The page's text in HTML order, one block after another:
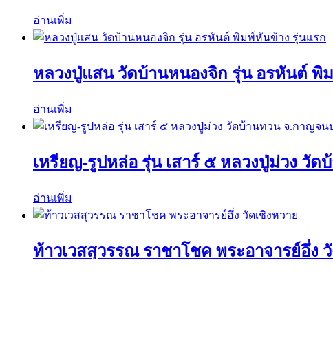
อ่านเพิ่ม
หลวงปู่แสน วัดบ้านหนองจิก รุ่น อรหันต์ พิ
อ่านเพิ่ม
เหรียญ-รูปหล่อ รุ่น เสาร์ ๕ หลวงปู่ม่วง วั
อ่านเพิ่ม
ท้าวเวสสุวรรณ ราชาโชค พระอาจารย์อึ่ง